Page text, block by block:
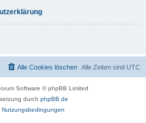
Alle Zeiten sind UTC
Alle Cookies löschen
Software © phpBB Limited
durch phpBB.de
Nutzungsbedingungen